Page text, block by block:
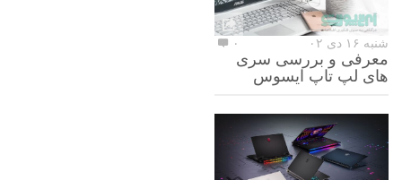
شنبه ۱۶ دی ۰۲ ۰
معرفی و بررسی سری
های لپ تاپ ایسوس